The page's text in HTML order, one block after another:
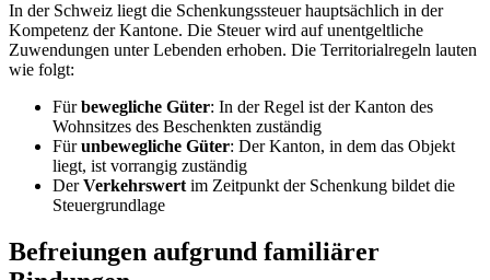
In der Schweiz liegt die Schenkungssteuer hauptsächlich in der
Kompetenz der Kantone. Die Steuer wird auf unentgeltliche
Zuwendungen unter Lebenden erhoben. Die Territorialregeln lauten
wie folgt:
Fürbewegliche Güter: In der Regel ist der Kanton des
Wohnsitzes des Beschenkten zuständig
Fürunbewegliche Güter: Der Kanton, in dem das Objekt
liegt, ist vorrangig zuständig
DerVerkehrswertim Zeitpunkt der Schenkung bildet die
Steuergrundlage
Befreiungen aufgrund familiärer